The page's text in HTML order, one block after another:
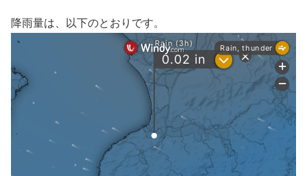
降雨量は、以下のとおりです。